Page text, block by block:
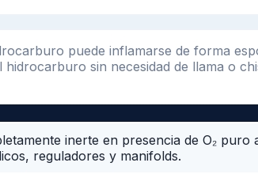
puede inflamarse de forma
sin necesidad de llama o
inerte en presencia de O₂ puro
reguladores y manifolds.